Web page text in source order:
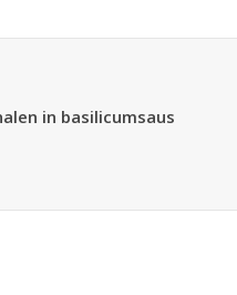
in basilicumsaus